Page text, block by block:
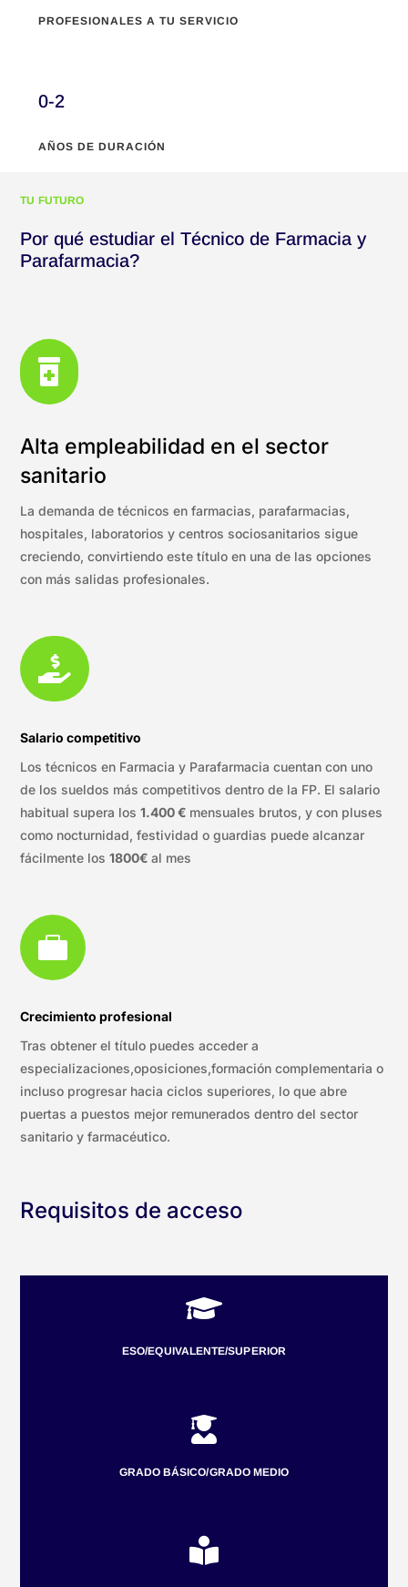
PROFESIONALES A TU SERVICIO
0-2
AÑOS DE DURACIÓN
TU FUTURO
Por qué estudiar el Técnico de Farmacia y
Parafarmacia?

Alta empleabilidad en el sector
sanitario
La demanda de técnicos en farmacias, parafarmacias,
hospitales, laboratorios y centros sociosanitarios sigue
creciendo, convirtiendo este título en una de las opciones
con más salidas profesionales.

Salario competitivo
Los técnicos en Farmacia y Parafarmacia cuentan con uno
de los sueldos más competitivos dentro de la FP. El salario
habitual supera los1.400 € mensuales brutos, y con pluses
como nocturnidad, festividad o guardias puede alcanzar
fácilmente los1800€al mes

Crecimiento profesional
Tras obtener el título puedes acceder a
especializaciones,oposiciones,formación complementaria o
incluso progresar hacia ciclos superiores, lo que abre
puertas a puestos mejor remunerados dentro del sector
sanitario y farmacéutico.
Requisitos de acceso

ESO/EQUIVALENTE/SUPERIOR

GRADO BÁSICO/GRADO MEDIO
